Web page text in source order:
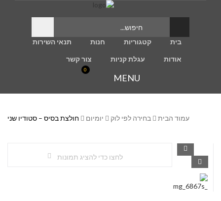
בית קטגוריות חנות תנאי השירות
אודות עגלת קניות צור קשר
MENU
0
עמוד הבית בחירה לפי לוק יומיום חולצת בסיס – סטודיו שני
לחצו כדי להציג תמונות